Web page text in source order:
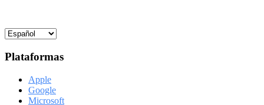
Plataformas
Apple
Google
Microsoft